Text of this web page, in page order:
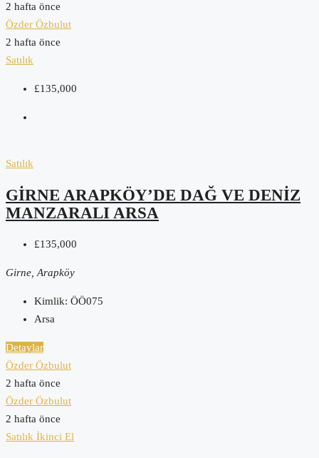
2 hafta önce
Özder Özbulut
2 hafta önce
Satılık
£135,000
Satılık
GIRNE ARAPKÖY’DE DAĞ VE DENIZ
MANZARALI ARSA
£135,000
Girne, Arapköy
Kimlik: ÖÖ075
Arsa
Detaylar
Özder Özbulut
2 hafta önce
Özder Özbulut
2 hafta önce
Satılık İkinci El